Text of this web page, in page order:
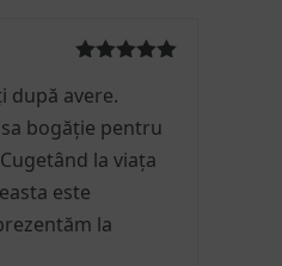
din 5
după avere.
bogăţie pentru
la viaţa
este
la